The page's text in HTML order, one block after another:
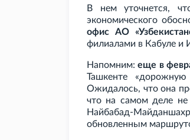
В нем уточнется,
экономического
офис АО
филиалами в Кабуле и
Напомним:еще в
Ташкенте «дорожную
Ожидалось, что она
что на самом деле не
Найбабад-
обновленным